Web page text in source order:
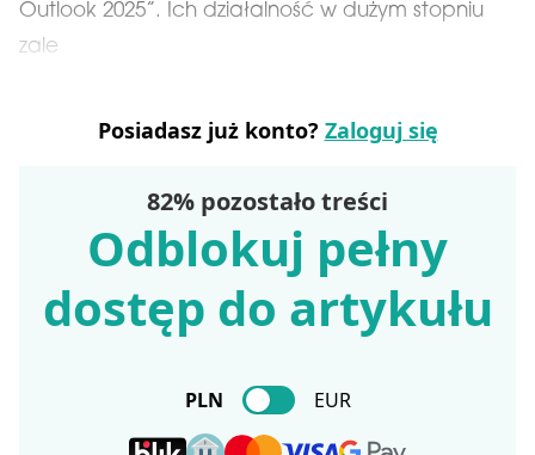
Outlook 2025”. Ich działalność w dużym stopniu
zale
Posiadasz już konto? Zaloguj się
82% pozostało treści
Odblokuj pełny
dostęp do artykułu
PLN EUR